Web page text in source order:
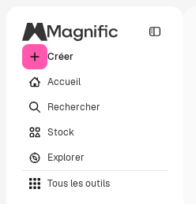
Créer
Accueil
Rechercher
Stock
Explorer
Tous les outils